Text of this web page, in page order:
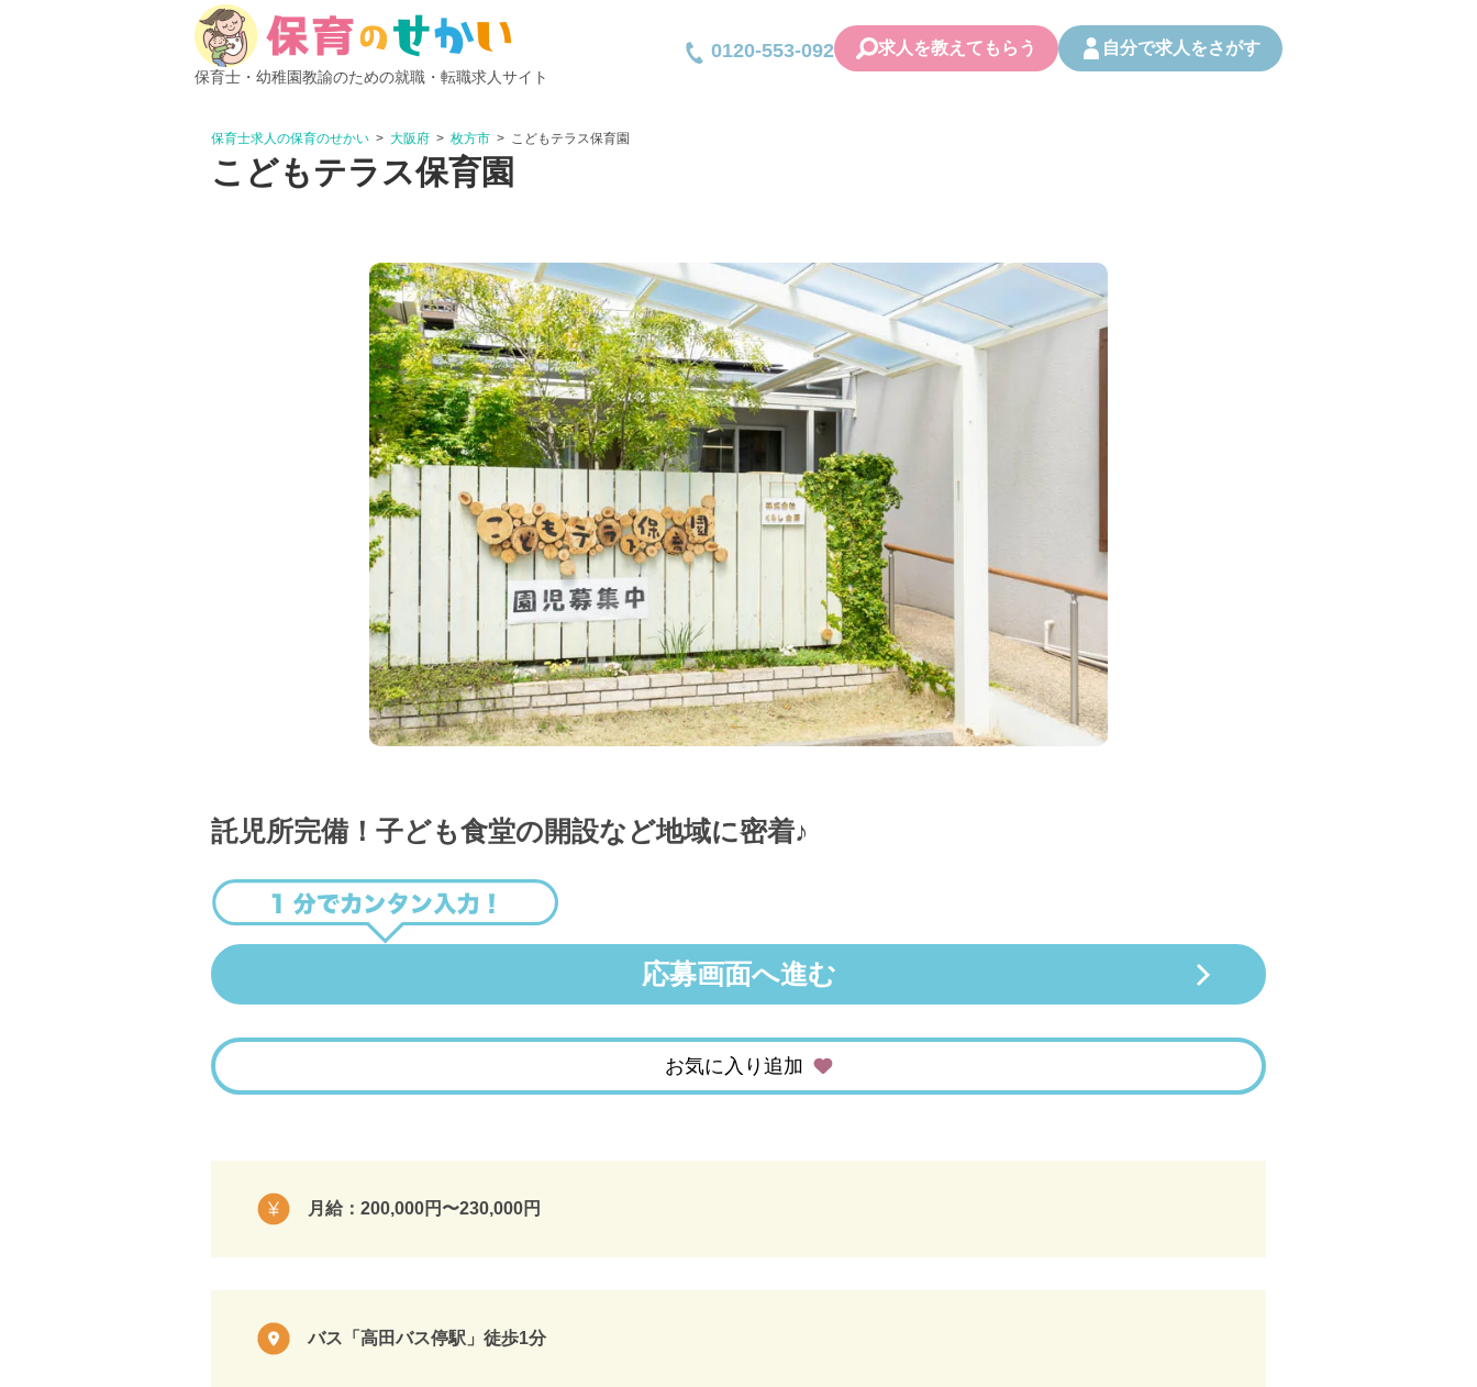
保育士・幼稚園教諭のための就職・転職求人サイト
0120-553-092 求人を教えてもらう 自分で求人をさがす
保育士求人の保育のせかい 大阪府 枚方市 こどもテラス保育園
こどもテラス保育園
託児所完備！子ども食堂の開設など地域に密着♪
応募画面へ進む
お気に入り追加
月給：200,000円〜230,000円
バス「高田バス停駅」徒歩1分